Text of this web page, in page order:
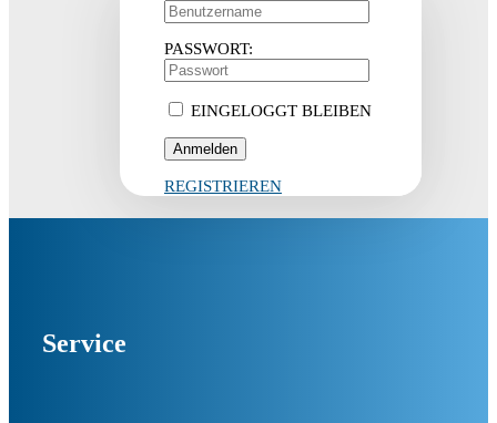
PASSWORT:
EINGELOGGT BLEIBEN
REGISTRIEREN
Service